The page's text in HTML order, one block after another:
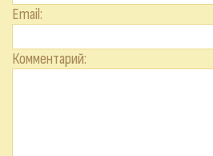
Email:
Комментарий: